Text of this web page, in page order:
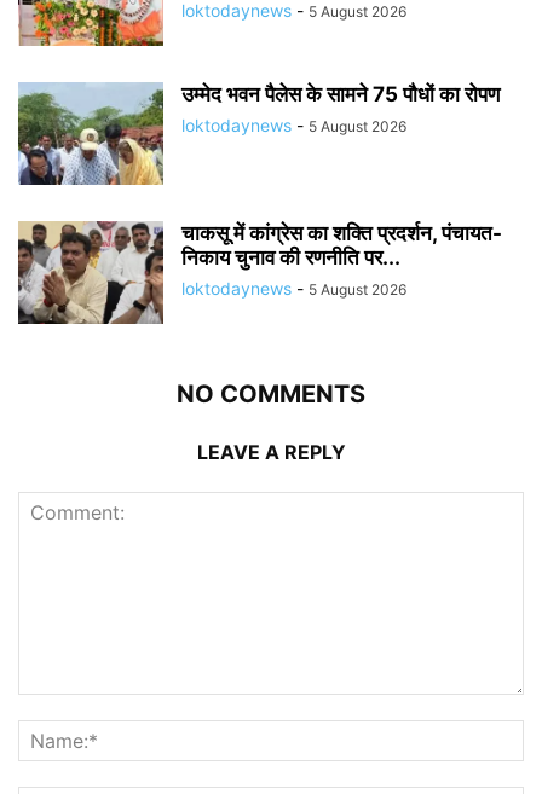
loktodaynews - 5 August 2026
उम्मेद भवन पैलेस के सामने 75 पौधों का रोपण
loktodaynews - 5 August 2026
चाकसू में कांग्रेस का शक्ति प्रदर्शन, पंचायत-
निकाय चुनाव की रणनीति पर...
loktodaynews - 5 August 2026
NO COMMENTS
LEAVE A REPLY